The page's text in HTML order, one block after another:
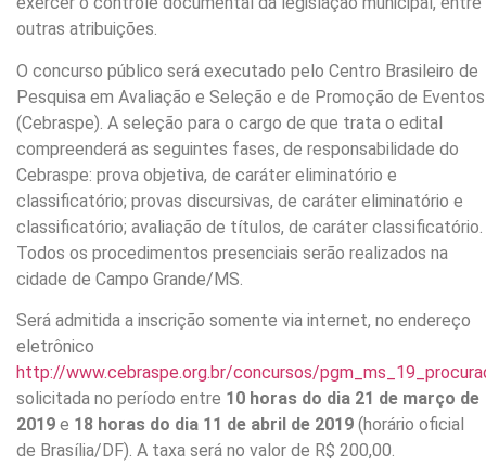
outras atribuições.
O concurso público será executado pelo Centro Brasileiro de
Pesquisa em Avaliação e Seleção e de Promoção de Eventos
(Cebraspe). A seleção para o cargo de que trata o edital
compreenderá as seguintes fases, de responsabilidade do
Cebraspe: prova objetiva, de caráter eliminatório e
classificatório; provas discursivas, de caráter eliminatório e
classificatório; avaliação de títulos, de caráter classificatório.
Todos os procedimentos presenciais serão realizados na
cidade de Campo Grande/MS.
Será admitida a inscrição somente via internet, no endereço
eletrônico
http://www.cebraspe.org.br/concursos/
solicitada no período entre 10 horas do dia 21 de março de
2019 e 18 horas do dia 11 de abril de 2019 (horário oficial
de Brasília/DF). A taxa será no valor de R$ 200,00.